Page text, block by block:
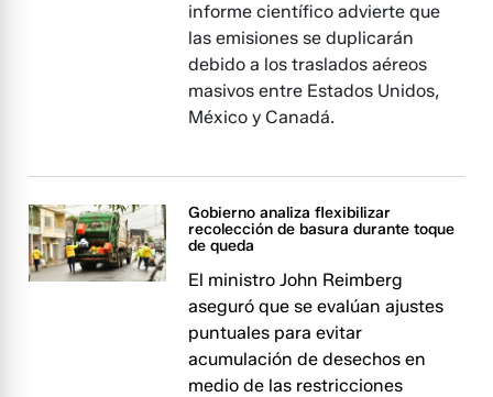
informe científico advierte que
las emisiones se duplicarán
debido a los traslados aéreos
masivos entre Estados Unidos,
México y Canadá.
Gobierno analiza flexibilizar
recolección de basura durante toque
de queda
El ministro John Reimberg
aseguró que se evalúan ajustes
puntuales para evitar
acumulación de desechos en
medio de las restricciones